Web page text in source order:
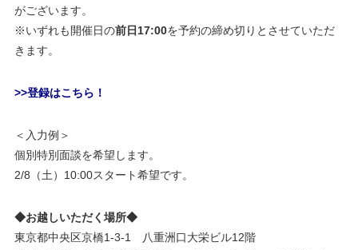
がございます。
※いずれも開催日の前日17:00を予約の締め切りとさせていただ
きます。
>>登録はこちら！
＜入力例＞
個別特別面談を希望します。
2/8（土）10:00スタート希望です。
◆お越しいただく場所◆
東京都中央区京橋1-3-1 八重洲口大栄ビル12階